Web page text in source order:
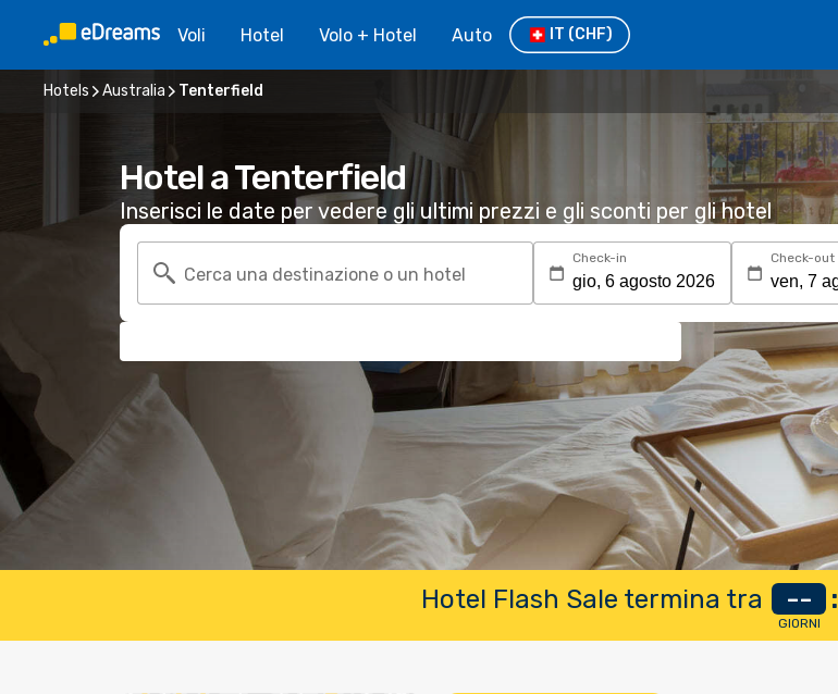
Voli Hotel Volo + Hotel Auto IT (CHF)
Hotels Australia Tenterfield
Hotel a Tenterfield
Inserisci le date per vedere gli ultimi prezzi e gli sconti per gli hotel
Cerca una destinazione o un hotel
Check-in Check-out
Hotel Flash Sale termina tra --
GIORNI
: